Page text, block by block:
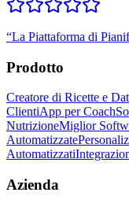
“La Piattaforma di
Prodotto
Creatore di Ricette e
ClientiApp per Coach
NutrizioneMiglior
Automatizzate
Automatizzati
Azienda